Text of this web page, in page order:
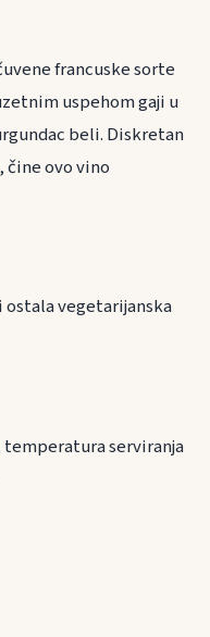
francuske sorte
uspehom gaji u
beli. Diskretan
ovo vino
vegetarijanska
serviranja